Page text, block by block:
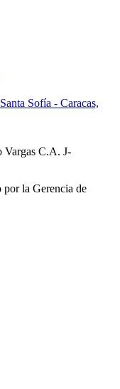
Sofía - Caracas,
Vargas C.A. J-
por la Gerencia de